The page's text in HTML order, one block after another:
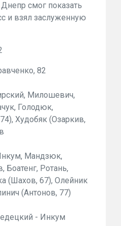
смог показать
и взял заслуженную
82
Милошевич,
Голодюк,
Худобяк (Озаркив,
Мандзюк,
Боатенг, Ротань,
(Шахов, 67), Олейник
(Антонов, 77)
- Инкум